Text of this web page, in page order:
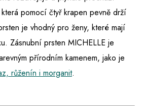
pomocí čtyř krapen pevně drží
je vhodný pro ženy, které mají
Zásnubní prsten MICHELLE je
přírodním kamenem, jako je
růženín i morganit.